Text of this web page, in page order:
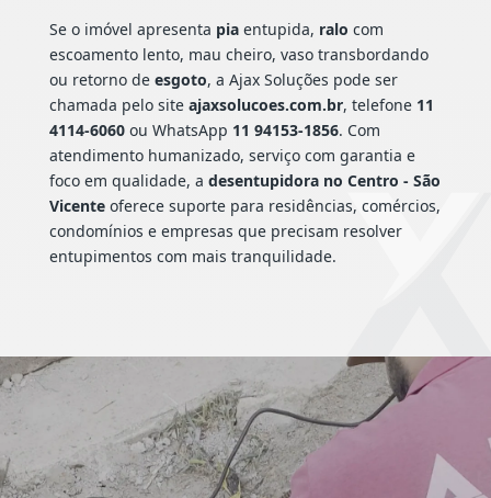
Se o imóvel apresenta piaentupida, ralo com
escoamento lento, mau cheiro, vaso transbordando
ou retorno de esgoto, a Ajax Soluções pode ser
chamada pelo site ajaxsolucoes.com.br, telefone 11
4114-6060ou WhatsApp 11 94153-1856. Com
atendimento humanizado, serviço com garantia e
foco em qualidade, a desentupidora no Centro - São
Vicenteoferece suporte para residências, comércios,
condomínios e empresas que precisam resolver
entupimentos com mais tranquilidade.